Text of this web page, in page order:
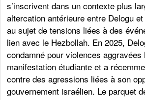
s’inscrivent dans un contexte plus
altercation antérieure entre Delogu et
au sujet de tensions liées à des
lien avec le Hezbollah. En 2025,
condamné pour violences aggravées
manifestation étudiante et a
contre des agressions liées à son
gouvernement israélien. Le parquet